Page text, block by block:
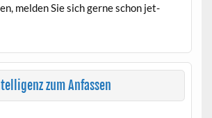
melden Sie sich gerne schon jet­
zum Anfassen